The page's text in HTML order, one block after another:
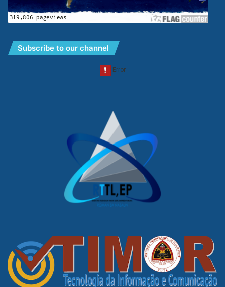
Subscribe to our channel